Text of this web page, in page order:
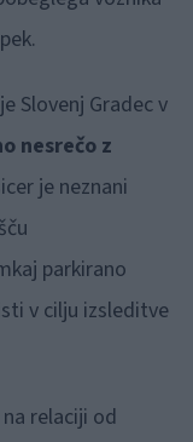
Slovenj Gradec v
nesrečo z
je neznani
parkirano
v cilju izsleditve
relaciji od